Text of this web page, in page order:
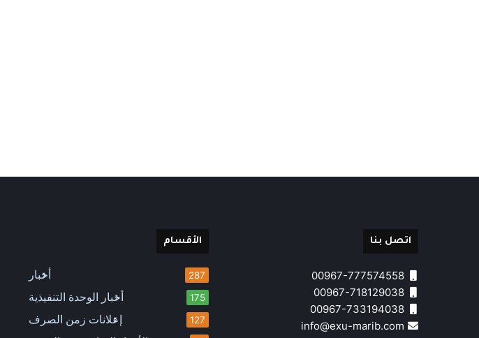
الأقسام
أخبار 287
أخبار الوحدة التنفيذية 175
إعلانات زمن الصرف 127
اتصل بنا